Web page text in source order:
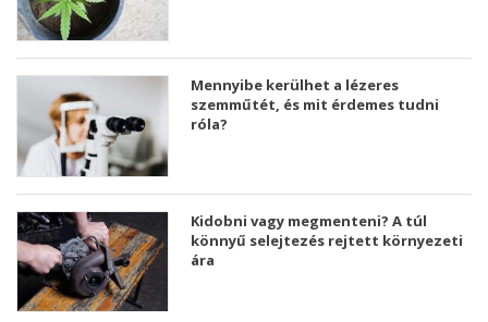
Mennyibe kerülhet a lézeres
szemműtét, és mit érdemes tudni
róla?
Kidobni vagy megmenteni? A túl
könnyű selejtezés rejtett környezeti
ára